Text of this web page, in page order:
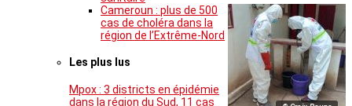
Cameroun : plus de 500
cas de choléra dans la
région de l’Extrême-Nord
Les plus lus
Mpox : 3 districts en épidémie
dans la région du Sud, 11 cas